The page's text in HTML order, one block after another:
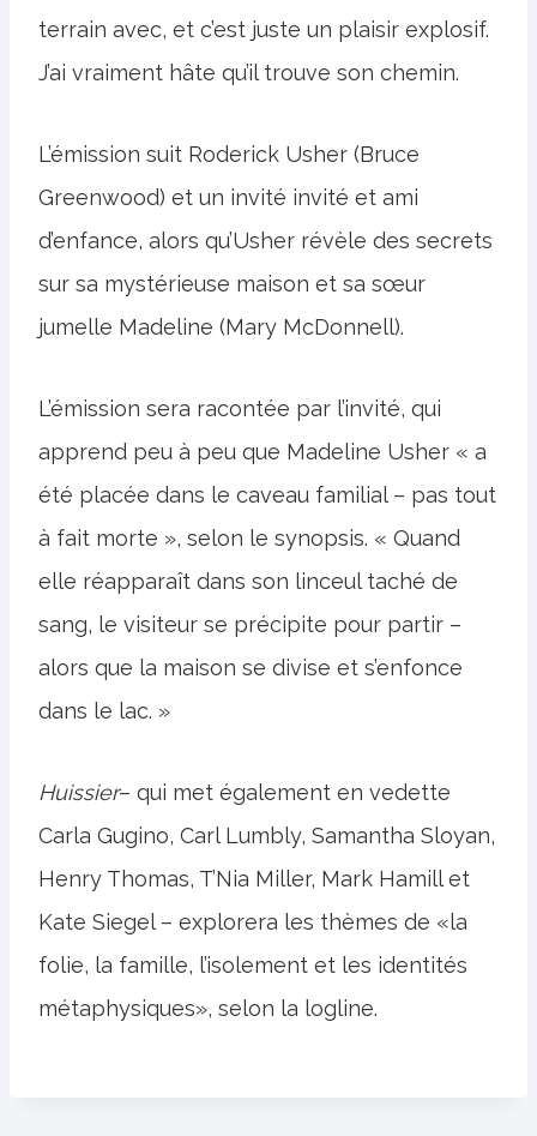
terrain avec, et c’est juste un plaisir explosif.
J’ai vraiment hâte qu’il trouve son chemin.
L’émission suit Roderick Usher (Bruce
Greenwood) et un invité invité et ami
d’enfance, alors qu’Usher révèle des secrets
sur sa mystérieuse maison et sa sœur
jumelle Madeline (Mary McDonnell).
L’émission sera racontée par l’invité, qui
apprend peu à peu que Madeline Usher « a
été placée dans le caveau familial – pas tout
à fait morte », selon le synopsis. « Quand
elle réapparaît dans son linceul taché de
sang, le visiteur se précipite pour partir –
alors que la maison se divise et s’enfonce
dans le lac. »
Huissier– qui met également en vedette
Carla Gugino, Carl Lumbly, Samantha Sloyan,
Henry Thomas, T’Nia Miller, Mark Hamill et
Kate Siegel – explorera les thèmes de «la
folie, la famille, l’isolement et les identités
métaphysiques», selon la logline.